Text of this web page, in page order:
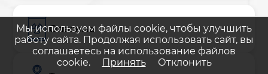
Опасные
Мы используем файлы cookie, чтобы улучшить
работу сайта. Продолжая использовать сайт, вы
соглашаетесь на использование файлов
cookie.
Принять Отклонить